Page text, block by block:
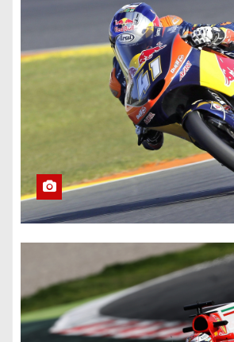
Tutor
Riforma bollo
auto, estesa
l’esenzione per
le auto green
Como,
16enne per
terrorismo:
aveva i video
dell’Isis per
fabbricare